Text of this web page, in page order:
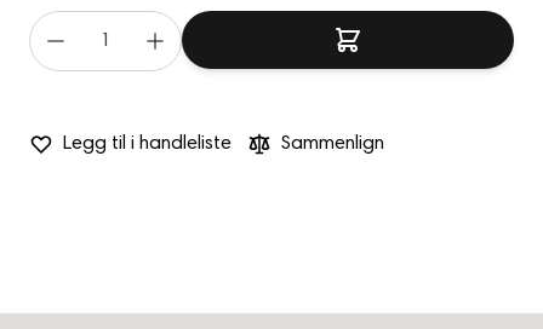
Legg til i handleliste Sammenlign